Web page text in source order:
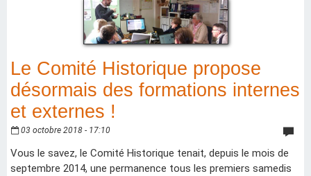
Le Comité Historique propose
désormais des formations internes
et externes !
03 octobre 2018 - 17:10
Vous le savez, le Comité Historique tenait, depuis le mois de
septembre 2014, une permanence tous les premiers samedis